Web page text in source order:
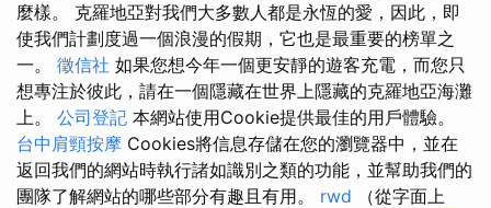
麼樣。 克羅地亞對我們大多數人都是永恆的愛，因此，即
使我們計劃度過一個浪漫的假期，它也是最重要的榜單之
一。 徵信社 如果您想今年一個更安靜的遊客充電，而您只
想專注於彼此，請在一個隱藏在世界上隱藏的克羅地亞海灘
上。 公司登記 本網站使用Cookie提供最佳的用戶體驗。
台中肩頸按摩 Cookies將信息存儲在您的瀏覽器中，並在
返回我們的網站時執行諸如識別之類的功能，並幫助我們的
團隊了解網站的哪些部分有趣且有用。 rwd （從字面上